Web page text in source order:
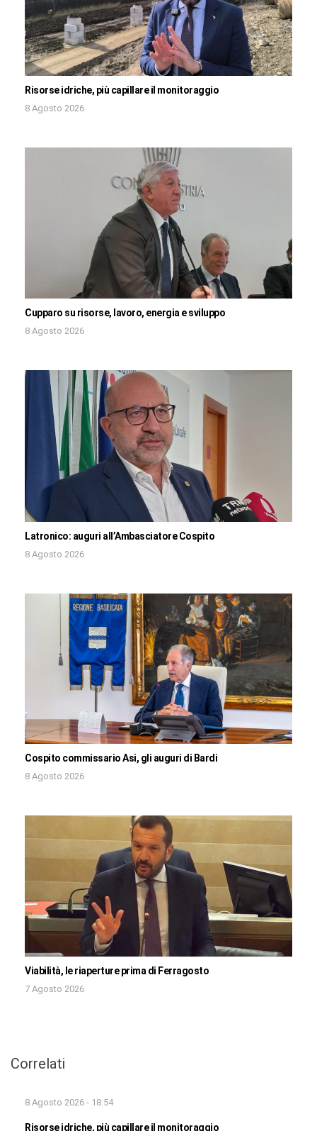
Risorse idriche, più capillare il monitoraggio
8 Agosto 2026
Cupparo su risorse, lavoro, energia e sviluppo
8 Agosto 2026
Latronico: auguri all’Ambasciatore Cospito
8 Agosto 2026
Cospito commissario Asi, gli auguri di Bardi
8 Agosto 2026
Viabilità, le riaperture prima di Ferragosto
7 Agosto 2026
Correlati
8 Agosto 2026 - 18:54
Risorse idriche, più capillare il monitoraggio